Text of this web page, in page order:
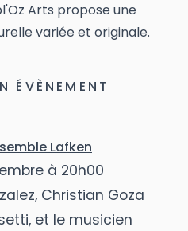
Arts propose une
variée et originale.
ÉVÈNEMENT
Lafken
à 20h00
Christian Goza
et le musicien